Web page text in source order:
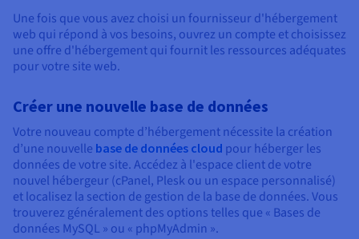
Une fois que vous avez choisi un fournisseur d'hébergement
web qui répond à vos besoins, ouvrez un compte et choisissez
une offre d'hébergement qui fournit les ressources adéquates
pour votre site web.
Créer une nouvelle base de données
Votre nouveau compte d’hébergement nécessite la création
d’une nouvelle base de données cloud pour héberger les
données de votre site. Accédez à l'espace client de votre
nouvel hébergeur (cPanel, Plesk ou un espace personnalisé)
et localisez la section de gestion de la base de données. Vous
trouverez généralement des options telles que « Bases de
données MySQL » ou « phpMyAdmin ».